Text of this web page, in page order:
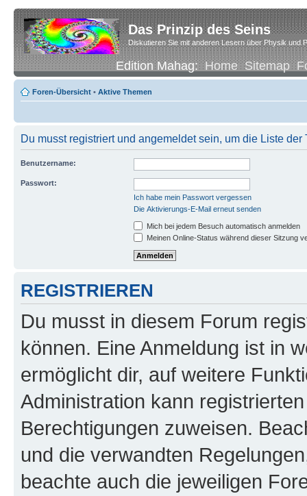
Das Prinzip des Seins
Diskutieren Sie mit anderen Lesern über Physik und
Edition Mahag:Home Sitemap
Foren-Übersicht • Aktive Themen
Du musst registriert und angemeldet sein, um die Liste
Benutzername:
Passwort:
Ich habe mein Passwort vergessen
Die Aktivierungs-E-Mail erneut senden
Mich bei jedem Besuch automatisch anmelden
Meinen Online-Status während dieser Sitzung
REGISTRIEREN
Du musst in diesem Forum
können. Eine Anmeldung ist in
ermöglicht dir, auf weitere
Administration kann
Berechtigungen zuweisen.
und die verwandten
beachte auch die jeweiligen